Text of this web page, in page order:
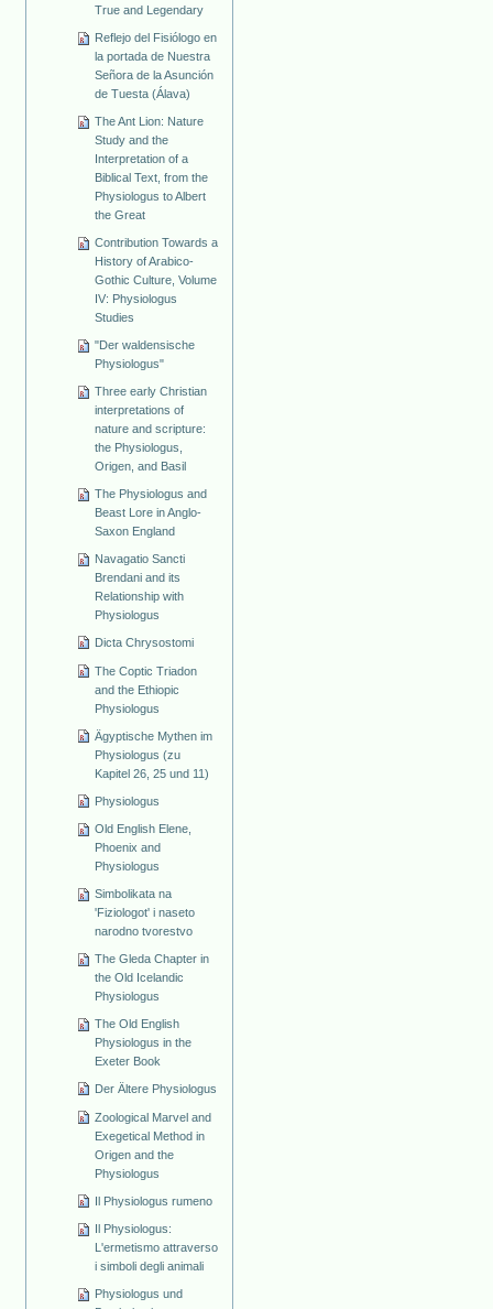
True and Legendary
Reflejo del Fisiólogo en
la portada de Nuestra
Señora de la Asunción
de Tuesta (Álava)
The Ant Lion: Nature
Study and the
Interpretation of a
Biblical Text, from the
Physiologus to Albert
the Great
Contribution Towards a
History of Arabico-
Gothic Culture, Volume
IV: Physiologus
Studies
"Der waldensische
Physiologus"
Three early Christian
interpretations of
nature and scripture:
the Physiologus,
Origen, and Basil
The Physiologus and
Beast Lore in Anglo-
Saxon England
Navagatio Sancti
Brendani and its
Relationship with
Physiologus
Dicta Chrysostomi
The Coptic Triadon
and the Ethiopic
Physiologus
Ägyptische Mythen im
Physiologus (zu
Kapitel 26, 25 und 11)
Physiologus
Old English Elene,
Phoenix and
Physiologus
Simbolikata na
'Fiziologot' i naseto
narodno tvorestvo
The Gleda Chapter in
the Old Icelandic
Physiologus
The Old English
Physiologus in the
Exeter Book
Der Ältere Physiologus
Zoological Marvel and
Exegetical Method in
Origen and the
Physiologus
Il Physiologus rumeno
Il Physiologus:
L'ermetismo attraverso
i simboli degli animali
Physiologus und